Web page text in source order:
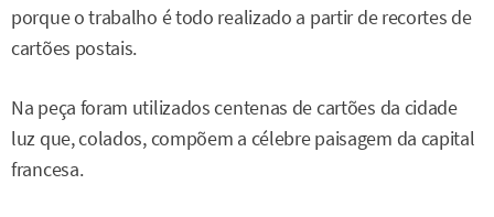
porque o trabalho é todo realizado a partir de recortes de
cartões postais.
Na peça foram utilizados centenas de cartões da cidade
luz que, colados, compõem a célebre paisagem da capital
francesa.